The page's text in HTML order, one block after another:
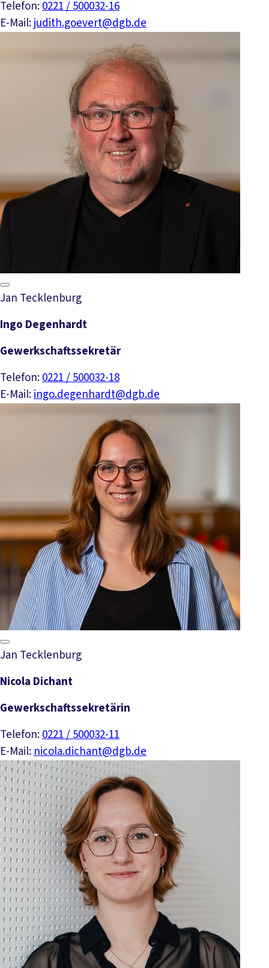
Telefon:0221 / 500032-16
E-Mail:judith.goevert@dgb.de
Jan Tecklenburg
Ingo Degenhardt
Gewerkschaftssekretär
Telefon:0221 / 500032-18
E-Mail:ingo.degenhardt@dgb.de
Jan Tecklenburg
Nicola Dichant
Gewerkschaftssekretärin
Telefon:0221 / 500032-11
E-Mail:nicola.dichant@dgb.de